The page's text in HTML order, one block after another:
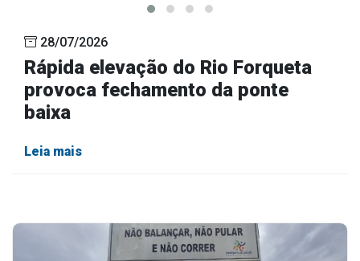
28/07/2026
Rápida elevação do Rio Forqueta
provoca fechamento da ponte
baixa
Leia mais